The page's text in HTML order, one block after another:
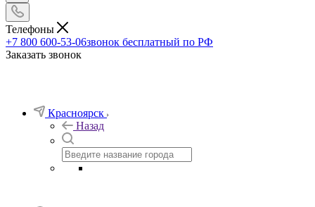
Телефоны
+7 800 600-53-06звонок бесплатный по РФ
Заказать звонок
Красноярск
Назад